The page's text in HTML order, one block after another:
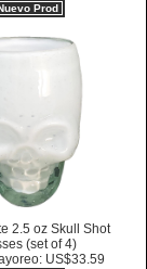
Prod
2.5 oz Skull Shot
(set of 4)
US$33.59